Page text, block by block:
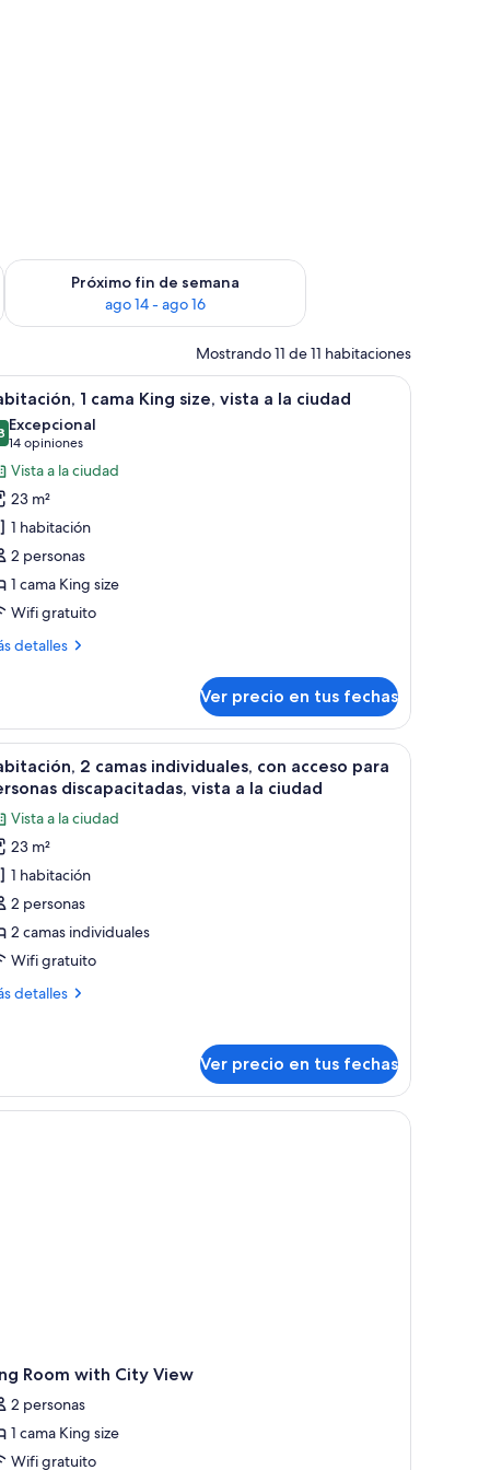
semana ago 7 - ago 9
Próximo fin de semana
ago 14 - ago 16
Consulta la disponibilidad para el próximo fin de semana ago
Mostrando 11 de 11 habitaciones
silla, televisor y radiador. Habitación de hotel con cama, escritorio,
9 1 cama King size, vista a la ciudad
de 10
Excepcional
14 opiniones
(14
opiniones)
Vista a la ciudad
23 m²
1 habitación
2 personas
1 cama King size
Wifi gratuito
detalles
Ver precio en tus fechas
la ventana.silla, televisor y radiador. Habitación de hotel con una cama grande,
9
2 camas individuales, con acceso para
discapacitadas, vista a la ciudad
Vista a la ciudad
23 m²
1 habitación
2 personas
2 camas individuales
Wifi gratuito
detalles
Ver precio en tus fechas
madera, un televisor en la pared, una silla, una mesita y una ventana con
Room with City View
2 personas
1 cama King size
Wifi gratuito